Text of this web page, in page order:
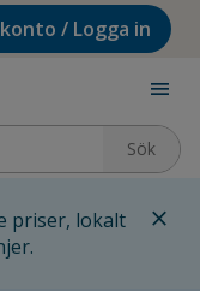
/ Logga in
menu
Sök
priser, lokalt
close